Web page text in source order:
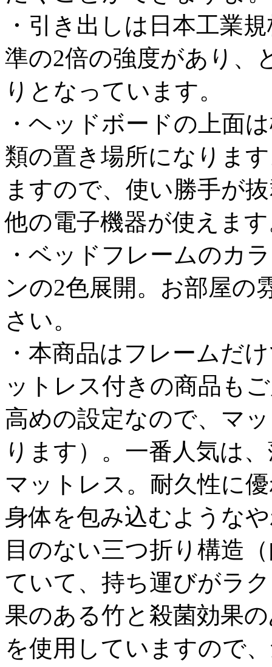
・引き出しは日本工業
準の2倍の強度があり、
りとなっています。
・ヘッドボードの上面
類の置き場所になりま
ますので、使い勝手が
他の電子機器が使えま
・ベッドフレームのカ
ンの2色展開。お部屋の
さい。
・本商品はフレームだ
ットレス付きの商品も
高めの設定なので、マ
ります）。一番人気は
マットレス。耐久性に
身体を包み込むような
目のない三つ折り構造
ていて、持ち運びがラ
果のある竹と殺菌効果
を使用していますので